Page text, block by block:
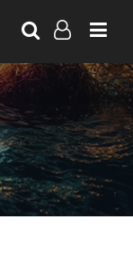
LOG IN
SIGN UP